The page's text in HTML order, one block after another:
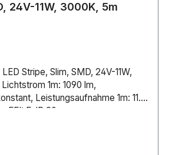
24V-11W, 3000K, 5m
Stripe, Slim, SMD, 24V-11W,
1m: 1090 lm,
Leistungsaufnahme 1m: 11.0
EEI: F, IP 20